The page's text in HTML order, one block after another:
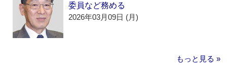
委員など務める
2026年03月09日 (月)
もっと見る »